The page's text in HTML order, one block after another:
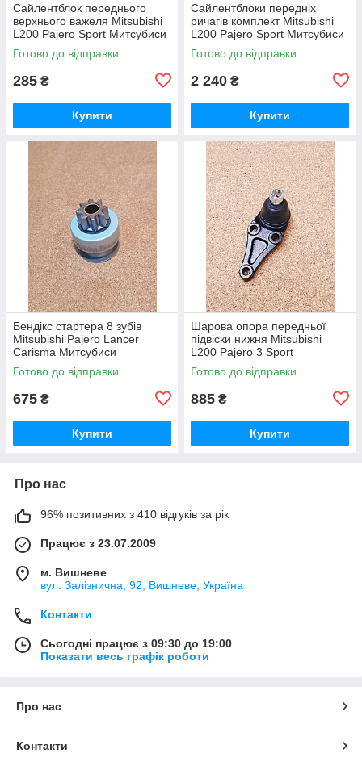
Сайлентблок переднього
верхнього важеля Mitsubishi
L200 Pajero Sport Митсубиси
Мицубиши Мітсубісі Л200
Паджеро Спорт
Готово до відправки
285 ₴
Купити
Сайлентблоки передніх
ричагів комплект Mitsubishi
L200 Pajero Sport Митсубиси
Мицубиши Мітсубісі Л200
Паджеро Спорт 96-07
Готово до відправки
2 240 ₴
Купити
Бендікс стартера 8 зубів
Mitsubishi Pajero Lancer
Carisma Митсубиси
Мицубиши Мітсубісі Паджеро
Лансер Карізма Каризма
Готово до відправки
675 ₴
Купити
Шарова опора передньої
підвіски нижня Mitsubishi
L200 Pajero 3 Sport
Митсубиси Мицубиши
Мітсубісі Л200 Паджеро 4
Готово до відправки
885 ₴
Купити
Про нас
96% позитивних з 410 відгуків за рік
Працює з 23.07.2009
м. Вишневе
вул. Залізнична, 92, Вишневе, Україна
Контакти
Сьогодні працює з 09:30 до 19:00
Показати весь графік роботи
Про нас
Контакти